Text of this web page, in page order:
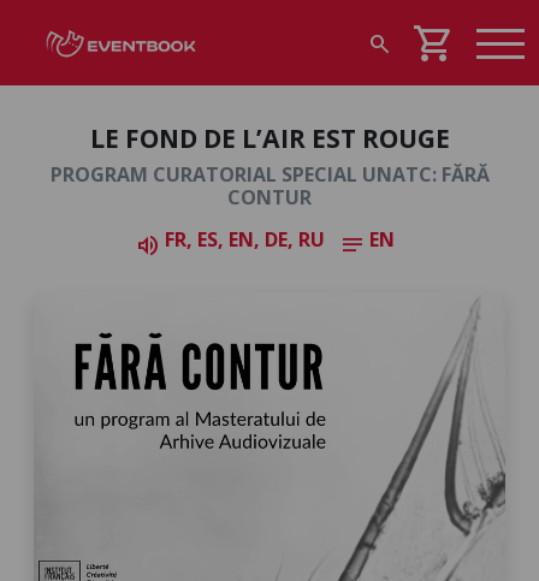
search shopping_cart
LE FOND DE L’AIR EST ROUGE
PROGRAM CURATORIAL SPECIAL UNATC: FĂRĂ
CONTUR
volume_up FR, ES, EN, DE, RU notes EN